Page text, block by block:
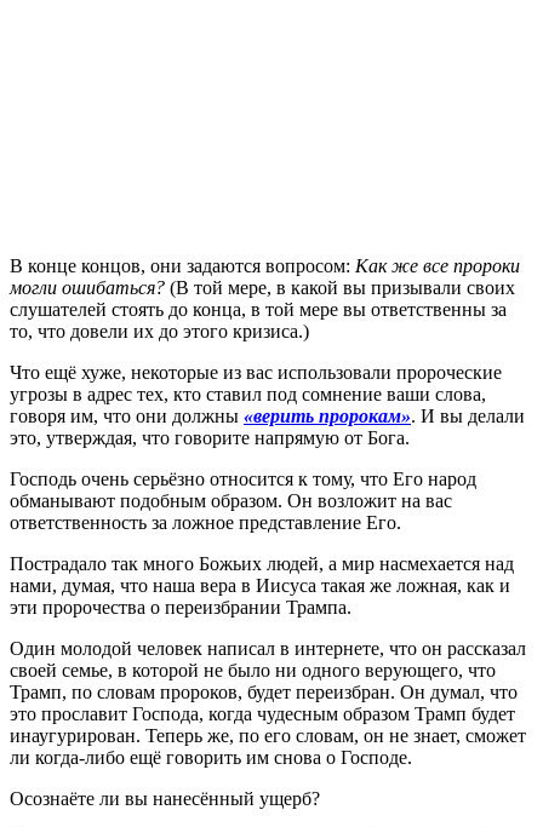
В конце концов, они задаются вопросом: Как же все пророки
могли ошибаться? (В той мере, в какой вы призывали своих
слушателей стоять до конца, в той мере вы ответственны за
то, что довели их до этого кризиса.)
Что ещё хуже, некоторые из вас использовали пророческие
угрозы в адрес тех, кто ставил под сомнение ваши слова,
говоря им, что они должны «верить пророкам». И вы делали
это, утверждая, что говорите напрямую от Бога.
Господь очень серьёзно относится к тому, что Его народ
обманывают подобным образом. Он возложит на вас
ответственность за ложное представление Его.
Пострадало так много Божьих людей, а мир насмехается над
нами, думая, что наша вера в Иисуса такая же ложная, как и
эти пророчества о переизбрании Трампа.
Один молодой человек написал в интернете, что он рассказал
своей семье, в которой не было ни одного верующего, что
Трамп, по словам пророков, будет переизбран. Он думал, что
это прославит Господа, когда чудесным образом Трамп будет
инаугурирован. Теперь же, по его словам, он не знает, сможет
ли когда-либо ещё говорить им снова о Господе.
Осознаёте ли вы нанесённый ущерб?